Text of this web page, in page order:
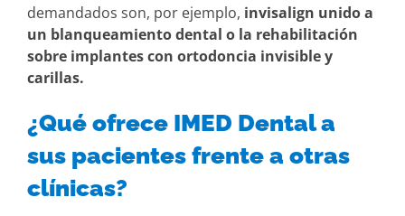
demandados son, por ejemplo, invisalign unido a
un blanqueamiento dental o la rehabilitación
sobre implantes con ortodoncia invisible y
carillas.
¿Qué ofrece IMED Dental a
sus pacientes frente a otras
clínicas?